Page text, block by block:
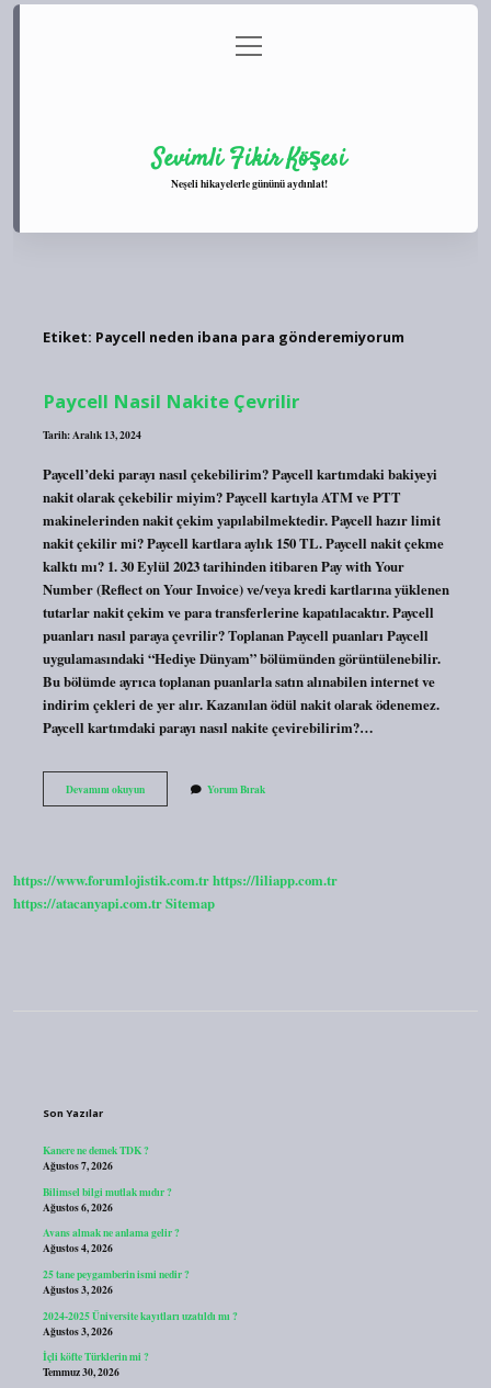
Gizlilik Politikası
menüyü
aç
Sevimli Fikir Köşesi
Neşeli hikayelerle gününü aydınlat!
Etiket: Paycell neden ibana para gönderemiyorum
Paycell Nasil Nakite Çevrilir
Tarih: Aralık 13, 2024
Paycell’deki parayı nasıl çekebilirim? Paycell kartımdaki bakiyeyi
nakit olarak çekebilir miyim? Paycell kartıyla ATM ve PTT
makinelerinden nakit çekim yapılabilmektedir. Paycell hazır limit
nakit çekilir mi? Paycell kartlara aylık 150 TL. Paycell nakit çekme
kalktı mı? 1. 30 Eylül 2023 tarihinden itibaren Pay with Your
Number (Reflect on Your Invoice) ve/veya kredi kartlarına yüklenen
tutarlar nakit çekim ve para transferlerine kapatılacaktır. Paycell
puanları nasıl paraya çevrilir? Toplanan Paycell puanları Paycell
uygulamasındaki “Hediye Dünyam” bölümünden görüntülenebilir.
Bu bölümde ayrıca toplanan puanlarla satın alınabilen internet ve
indirim çekleri de yer alır. Kazanılan ödül nakit olarak ödenemez.
Paycell kartımdaki parayı nasıl nakite çevirebilirim?…
Devamını okuyunPaycell
Nasil
Yorum Bırak
https://www.forumlojistik.com.trhttps://liliapp.com.tr
https://atacanyapi.com.trSitemap
Son Yazılar
Kanere ne demek TDK ?
Ağustos 7, 2026
Bilimsel bilgi mutlak mıdır ?
Ağustos 6, 2026
Avans almak ne anlama gelir ?
Ağustos 4, 2026
25 tane peygamberin ismi nedir ?
Ağustos 3, 2026
2024-2025 Üniversite kayıtları uzatıldı mı ?
Ağustos 3, 2026
İçli köfte Türklerin mi ?
Temmuz 30, 2026